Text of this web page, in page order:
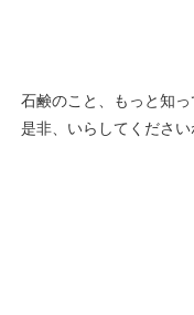
石鹸のこと、もっと知っ
是非、いらしてください